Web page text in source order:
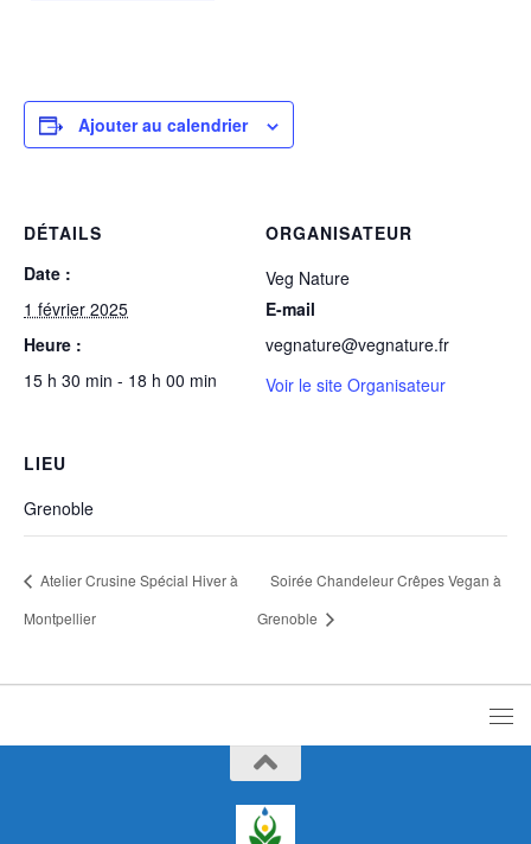
Ajouter au calendrier
DÉTAILS
Date :
1 février 2025
Heure :
15 h 30 min - 18 h 00 min
ORGANISATEUR
Veg Nature
E-mail
vegnature@vegnature.fr
Voir le site Organisateur
LIEU
Grenoble
Atelier Crusine Spécial Hiver à
Montpellier
Soirée Chandeleur Crêpes Vegan à
Grenoble